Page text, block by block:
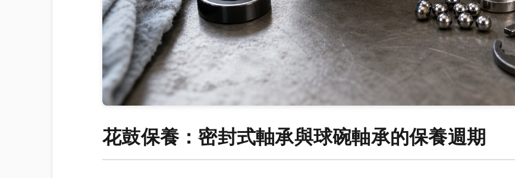
花鼓保養：密封式軸承與球碗軸承的保養週期